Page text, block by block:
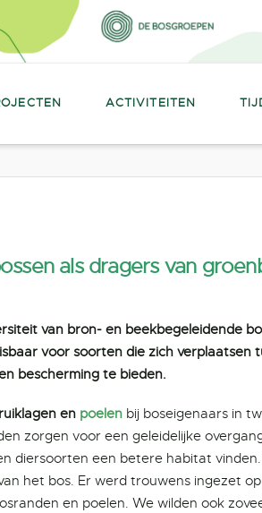
ACTIVITEITEN
als dragers van
van bron- en beekbegeleidende
voor soorten die zich verplaatsen
bescherming te bieden.
en poelenbij boseigenaars in
zorgen voor een geleidelijke
diersoorten een betere habitat
het bos. Er werd trouwens ingezet
en poelen. We wilden ook